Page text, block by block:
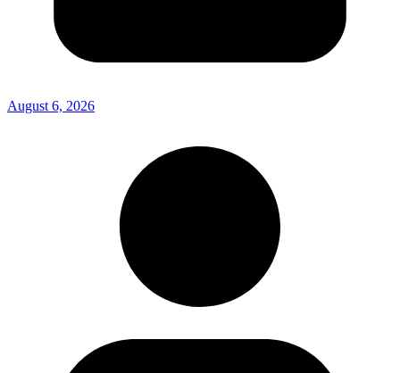
August 6, 2026